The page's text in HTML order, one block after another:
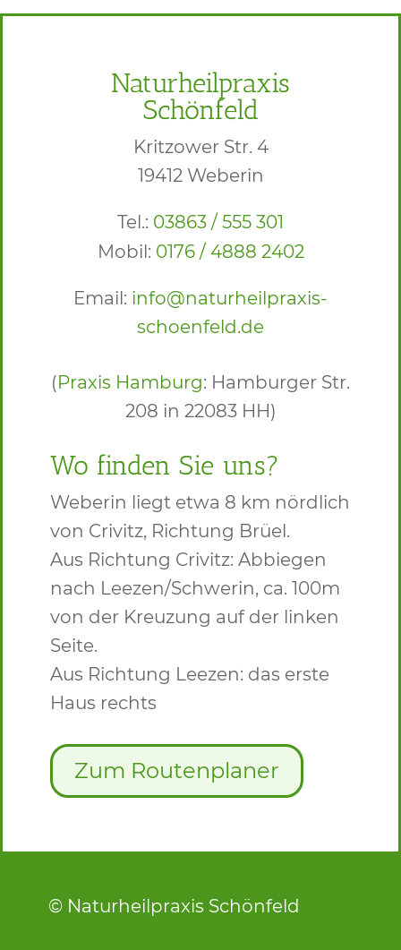
Naturheilpraxis
Schönfeld
Kritzower Str. 4
19412 Weberin
Tel.: 03863 / 555 301
Mobil: 0176 / 4888 2402
Email: info@naturheilpraxis-
schoenfeld.de
(Praxis Hamburg: Hamburger Str.
208 in 22083 HH)
Wo finden Sie uns?
Weberin liegt etwa 8 km nördlich
von Crivitz, Richtung Brüel.
Aus Richtung Crivitz: Abbiegen
nach Leezen/Schwerin, ca. 100m
von der Kreuzung auf der linken
Seite.
Aus Richtung Leezen: das erste
Haus rechts
Zum Routenplaner
© Naturheilpraxis Schönfeld